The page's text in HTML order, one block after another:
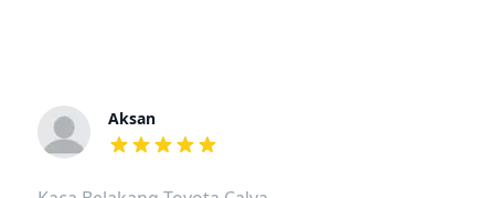
Aksan
dari ulasan adalah bintang lima